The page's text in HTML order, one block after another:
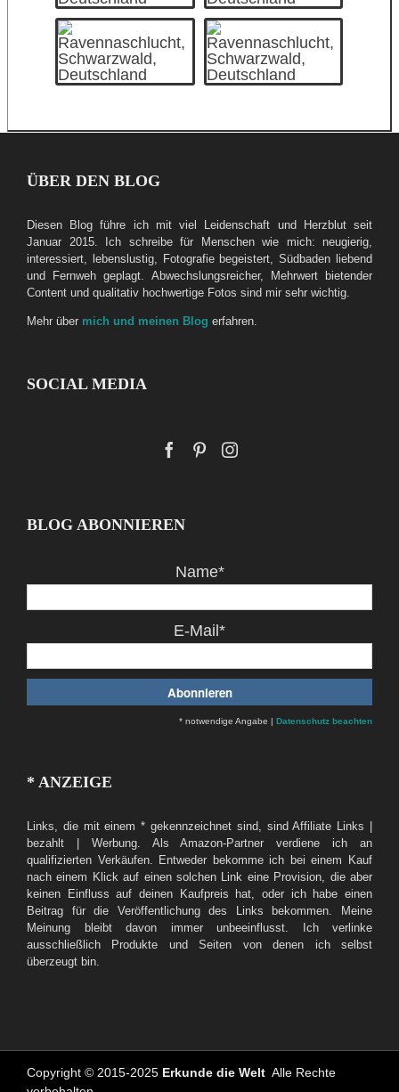
ÜBER DEN BLOG
Diesen Blog führe ich mit viel Leidenschaft und Herzblut seit
Januar 2015. Ich schreibe für Menschen wie mich: neugierig,
interessiert, lebenslustig, Fotografie begeistert, Südbaden liebend
und Fernweh geplagt. Abwechslungsreicher, Mehrwert bietender
Content und qualitativ hochwertige Fotos sind mir sehr wichtig.
Mehr über mich und meinen Blog erfahren.
SOCIAL MEDIA
BLOG ABONNIEREN
Name*
E-Mail*
* notwendige Angabe | Datenschutz beachten
* ANZEIGE
Links, die mit einem * gekennzeichnet sind, sind Affiliate Links |
bezahlt | Werbung. Als Amazon-Partner verdiene ich an
qualifizierten Verkäufen. Entweder bekomme ich bei einem Kauf
nach einem Klick auf einen solchen Link eine Provision, die aber
keinen Einfluss auf deinen Kaufpreis hat, oder ich habe einen
Beitrag für die Veröffentlichung des Links bekommen. Meine
Meinung bleibt davon immer unbeeinflusst. Ich verlinke
ausschließlich Produkte und Seiten von denen ich selbst
überzeugt bin.
Copyright © 2015-2025 Erkunde die Welt Alle Rechte